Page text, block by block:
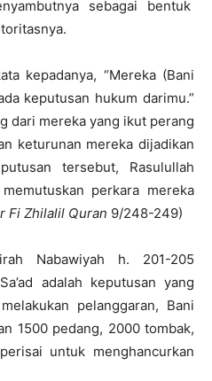
sebagai bentuk
kepadanya, “Mereka (Bani
keputusan hukum darimu.”
dari mereka yang ikut perang
keturunan mereka dijadikan
tersebut, Rasulullah
perkara mereka
Fi Zhilalil Quran 9/248-249)
Nabawiyah h. 201-205
adalah keputusan yang
pelanggaran, Bani
1500 pedang, 2000 tombak,
untuk menghancurkan